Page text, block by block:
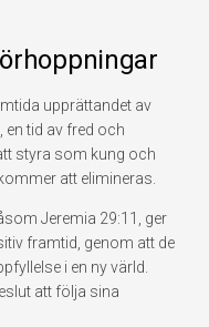
upprättandet av
en tid av fred och
styra som kung och
att elimineras.
Jeremia 29:11, ger
framtid, genom att de
i en ny värld.
att följa sina